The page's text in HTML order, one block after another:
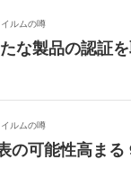
ルムの噂
な製品の認証
ルムの噂
の可能性高まる